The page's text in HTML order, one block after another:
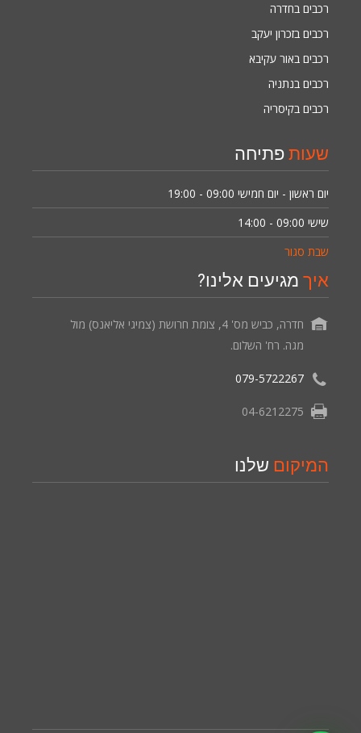
רכבים בחדרה
רכבים בזכרון יעקב
רכבים באור עקיבא
רכבים בנתניה
רכבים בקיסריה
שעות פתיחה
09:00 - 19:00 יום ראשון - יום חמישי
09:00 - 14:00 שישי
שבת סגור
איך מגיעים אלינו?
חדרה, כביש מס' 4, צומת חרושת (צמיגי אליאנס) מול
מגה. רח' השלום.
079-5722267
04-6212275
המיקום שלנו